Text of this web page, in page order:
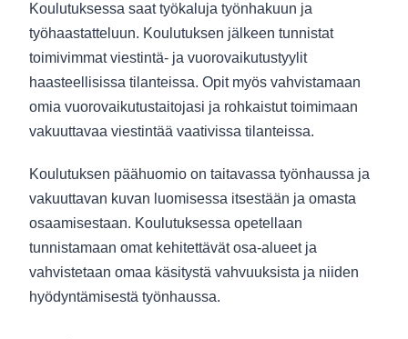
Koulutuksessa saat työkaluja työnhakuun ja
työhaastatteluun. Koulutuksen jälkeen tunnistat
toimivimmat viestintä- ja vuorovaikutustyylit
haasteellisissa tilanteissa. Opit myös vahvistamaan
omia vuorovaikutustaitojasi ja rohkaistut toimimaan
vakuuttavaa viestintää vaativissa tilanteissa.
Koulutuksen päähuomio on taitavassa työnhaussa ja
vakuuttavan kuvan luomisessa itsestään ja omasta
osaamisestaan. Koulutuksessa opetellaan
tunnistamaan omat kehitettävät osa-alueet ja
vahvistetaan omaa käsitystä vahvuuksista ja niiden
hyödyntämisestä työnhaussa.